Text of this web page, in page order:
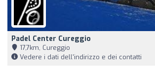
Padel Center Cureggio
17,7km, Cureggio
Vedere i dati dell'indirizzo e dei contatti